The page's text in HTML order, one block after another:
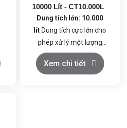
10000 Lít - CT10.000L
Dung tích lớn: 10.000
lít Dung tích cực lớn cho
phép xử lý một lượng
nguyên liệu khổng lồ trong
mỗi lần chưng cất, đáp ứng
Chất liệu cao cấp Inox
304:Toàn bộ hệ thống
Xem chi tiết